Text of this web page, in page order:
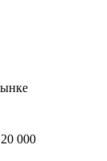
000